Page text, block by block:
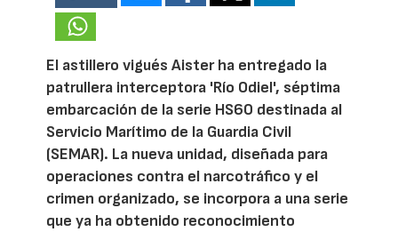
El astillero vigués Aister ha entregado la
patrullera interceptora 'Río Odiel', séptima
embarcación de la serie HS60 destinada al
Servicio Marítimo de la Guardia Civil
(SEMAR). La nueva unidad, diseñada para
operaciones contra el narcotráfico y el
crimen organizado, se incorpora a una serie
que ya ha obtenido reconocimiento